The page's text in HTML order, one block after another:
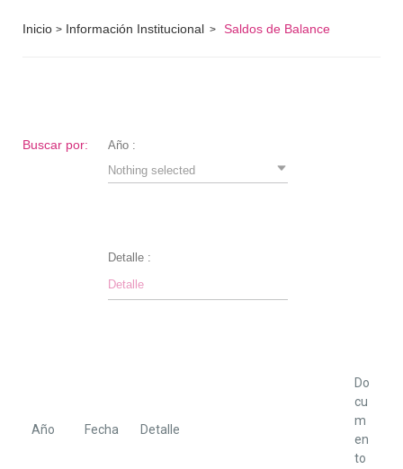
Inicio > Información Institucional > Saldos de Balance
Buscar por:
Año :
Nothing selected
Detalle :
Año Fecha Detalle
Do
cu
m
en
to